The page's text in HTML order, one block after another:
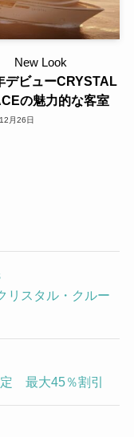
New Look
デビューCRYSTAL
の魅力的な客室
月26日
リスタル・クルー
定 最大45％割引